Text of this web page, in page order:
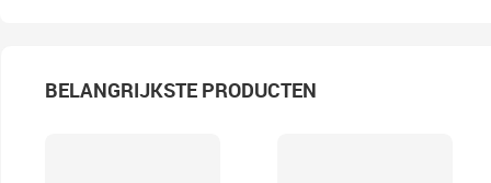
BELANGRIJKSTE PRODUCTEN